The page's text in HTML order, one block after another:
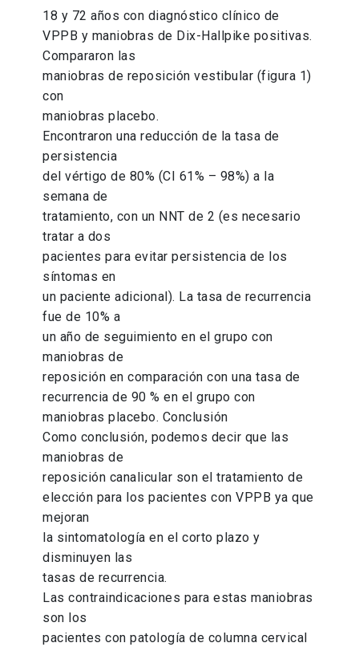
18 y 72 años con diagnóstico clínico de
VPPB y maniobras de Dix-Hallpike positivas.
Compararon las
maniobras de reposición vestibular (figura 1)
con
maniobras placebo.
Encontraron una reducción de la tasa de
persistencia
del vértigo de 80% (CI 61% – 98%) a la
semana de
tratamiento, con un NNT de 2 (es necesario
tratar a dos
pacientes para evitar persistencia de los
síntomas en
un paciente adicional). La tasa de recurrencia
fue de 10% a
un año de seguimiento en el grupo con
maniobras de
reposición en comparación con una tasa de
recurrencia de 90 % en el grupo con
maniobras placebo. Conclusión
Como conclusión, podemos decir que las
maniobras de
reposición canalicular son el tratamiento de
elección para los pacientes con VPPB ya que
mejoran
la sintomatología en el corto plazo y
disminuyen las
tasas de recurrencia.
Las contraindicaciones para estas maniobras
son los
pacientes con patología de columna cervical